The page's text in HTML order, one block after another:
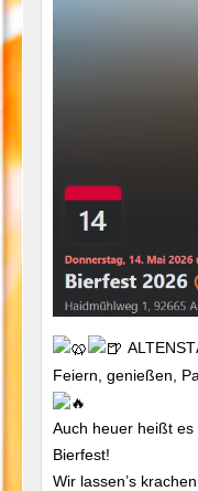
Feiern, genießen,
Auch heuer heißt es
Bierfest!
Wir lassen’s